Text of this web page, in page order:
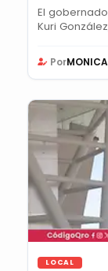
El
Kuri
Por
LOCAL